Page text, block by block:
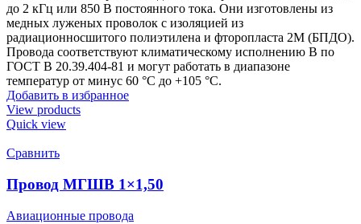
до 2 кГц или 850 В постоянного тока. Они изготовлены из
медных луженых проволок с изоляцией из
радиационносшитого полиэтилена и фторопласта 2М (БПДО).
Провода соответствуют климатическому исполнению В по
ГОСТ В 20.39.404-81 и могут работать в диапазоне
температур от минус 60 °C до +105 °C.
Добавить в избранное
View products
Quick view
Сравнить
Провод МГШВ 1×1,50
Авиационные провода